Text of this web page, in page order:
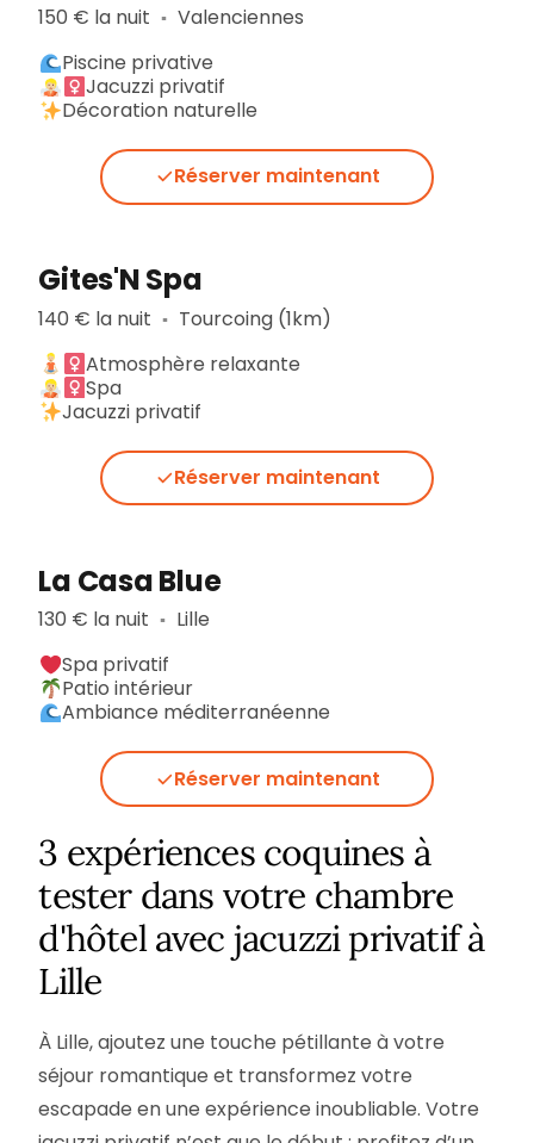
150 € la nuit ▪︎ Valenciennes
Piscine privative
Jacuzzi privatif
Décoration naturelle
Réserver maintenant
Gites'N Spa
140 € la nuit ▪︎ Tourcoing (1km)
Atmosphère relaxante
Spa
Jacuzzi privatif
Réserver maintenant
La Casa Blue
130 € la nuit ▪︎ Lille
Spa privatif
Patio intérieur
Ambiance méditerranéenne
Réserver maintenant
3 expériences coquines à
tester dans votre chambre
d'hôtel avec jacuzzi privatif à
Lille
À Lille, ajoutez une touche pétillante à votre
séjour romantique et transformez votre
escapade en une expérience inoubliable. Votre
Newsletter